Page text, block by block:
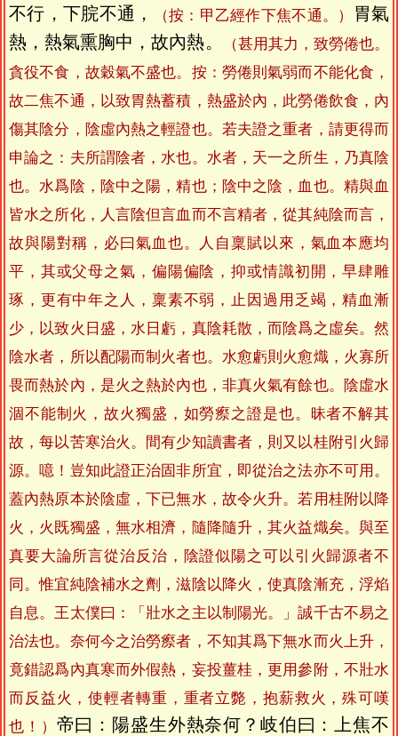
不行，下脘不通，
（按：甲乙經作下焦不通。）
胃氣
熱，熱氣熏胸中，故內熱。
（甚用其力，致勞倦也。
貪役不食，故穀氣不盛也。按：勞倦則氣弱而不能化食，
故二焦不通，以致胃熱蓄積，熱盛於內，此勞倦飲食，內
傷其陰分，陰虛內熱之輕證也。若夫證之重者，請更得而
申論之：夫所謂陰者，水也。水者，天一之所生，乃真陰
也。水爲陰，陰中之陽，精也；陰中之陰，血也。精與血
皆水之所化，人言陰但言血而不言精者，從其純陰而言，
故與陽對稱，必曰氣血也。人自稟賦以來，氣血本應均
平，其或父母之氣，偏陽偏陰，抑或情識初開，早肆雕
琢，更有中年之人，稟素不弱，止因過用乏竭，精血漸
少，以致火日盛，水日虧，真陰耗散，而陰爲之虛矣。然
陰水者，所以配陽而制火者也。水愈虧則火愈熾，火寡所
畏而熱於內，是火之熱於內也，非真火氣有餘也。陰虛水
涸不能制火，故火獨盛，如勞瘵之證是也。昧者不解其
故，每以苦寒治火。間有少知讀書者，則又以桂附引火歸
源。噫！豈知此證正治固非所宜，即從治之法亦不可用。
蓋內熱原本於陰虛，下已無水，故令火升。若用桂附以降
火，火既獨盛，無水相濟，隨降隨升，其火益熾矣。與至
真要大論所言從治反治，陰證似陽之可以引火歸源者不
同。惟宜純陰補水之劑，滋陰以降火，使真陰漸充，浮焰
自息。王太僕曰：「壯水之主以制陽光。」誠千古不易之
治法也。奈何今之治勞瘵者，不知其爲下無水而火上升，
竟錯認爲內真寒而外假熱，妄投薑桂，更用參附，不壯水
而反益火，使輕者轉重，重者立斃，抱薪救火，殊可嘆
也！） 帝曰：陽盛生外熱奈何？岐伯曰：上焦不